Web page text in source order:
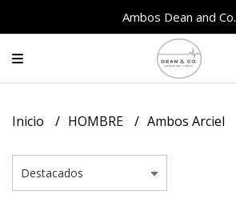
Ambos Dean and Co.
Inicio HOMBRE Ambos Arciel